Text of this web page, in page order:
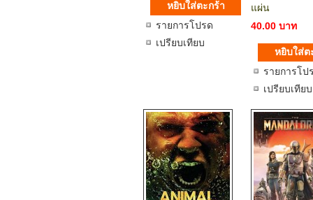
รายการโปรด
เปรียบเทียบ
แผ่น
40.00 บาท
รายการโป
เปรียบเทียบ